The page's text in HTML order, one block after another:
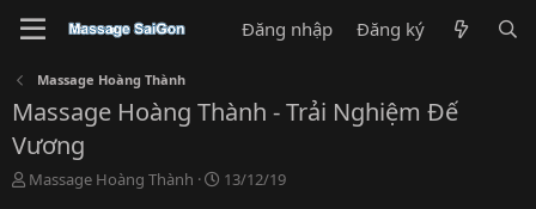
Đăng nhập Đăng ký
Massage Hoàng Thành
Massage Hoàng Thành - Trải Nghiệm Đế
Vương
T
Massage Hoàng Thành
N
13/12/19